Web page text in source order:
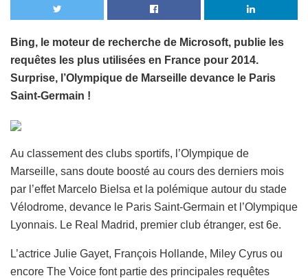
Bing, le moteur de recherche de Microsoft, publie les
requêtes les plus utilisées en France pour 2014.
Surprise, l’Olympique de Marseille devance le Paris
Saint-Germain !
Au classement des clubs sportifs, l’Olympique de
Marseille, sans doute boosté au cours des derniers mois
par l’effet Marcelo Bielsa et la polémique autour du stade
Vélodrome, devance le Paris Saint-Germain et l’Olympique
Lyonnais. Le Real Madrid, premier club étranger, est 6e.
L’actrice Julie Gayet, François Hollande, Miley Cyrus ou
encore The Voice font partie des principales requêtes